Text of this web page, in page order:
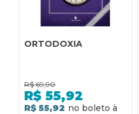
ORTODOXIA
R$ 69,90
R$ 55,92
R$ 55,92